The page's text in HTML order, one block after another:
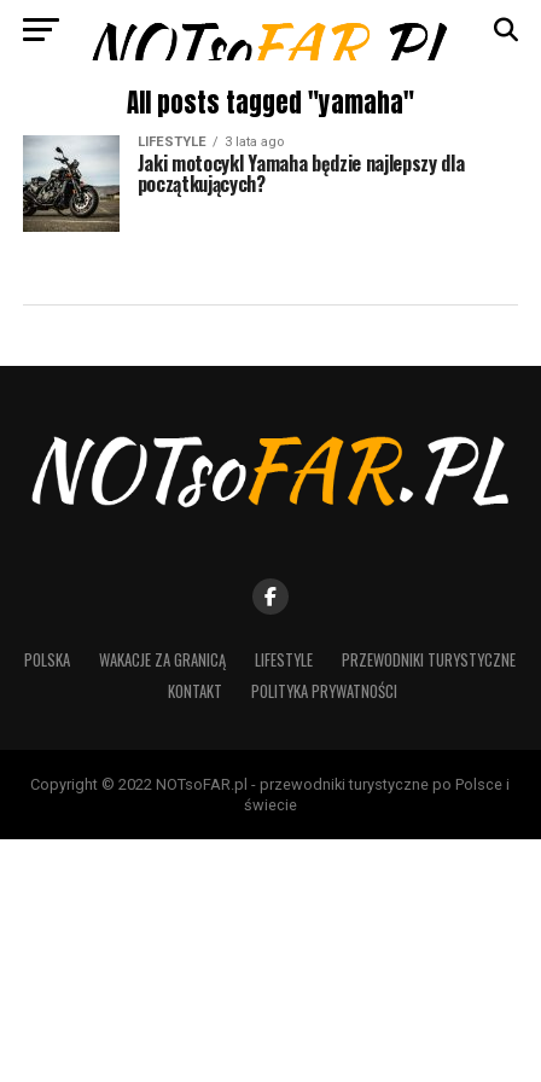
All posts tagged "yamaha"
LIFESTYLE 3 lata ago
Jaki motocykl Yamaha będzie najlepszy dla
początkujących?
POLSKA WAKACJE ZA GRANICĄ LIFESTYLE
PRZEWODNIKI TURYSTYCZNE
KONTAKT
POLITYKA PRYWATNOŚCI
Copyright © 2022 NOTsoFAR.pl - przewodniki turystyczne po Polsce i
świecie